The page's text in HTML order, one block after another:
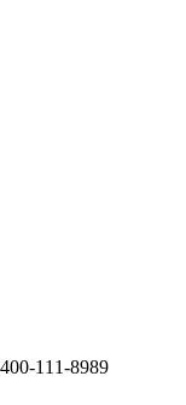
111-8989